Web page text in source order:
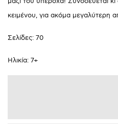
κειμένου, για ακόμα μεγαλύτερη
Σελίδες: 70
Ηλικία: 7+